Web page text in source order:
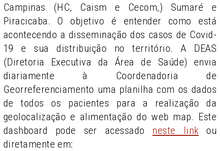
Campinas (HC, Caism e Cecom,) Sumaré e
Piracicaba. O objetivo é entender como está
acontecendo a disseminação dos casos de Covid-
19 e sua distribuição no território. A DEAS
(Diretoria Executiva da Área de Saúde) envia
diariamente à Coordenadoria de
Georreferenciamento uma planilha com os dados
de todos os pacientes para a realização da
geolocalização e alimentação do web map. Este
dashboard pode ser acessado neste link ou
diretamente em: